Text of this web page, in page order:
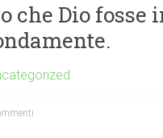
che Dio fosse